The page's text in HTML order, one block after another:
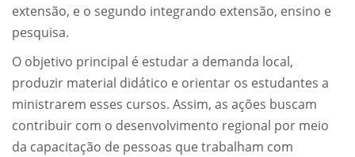
extensão, e o segundo integrando extensão, ensino e
pesquisa.
O objetivo principal é estudar a demanda local,
produzir material didático e orientar os estudantes a
ministrarem esses cursos. Assim, as ações buscam
contribuir com o desenvolvimento regional por meio
da capacitação de pessoas que trabalham com